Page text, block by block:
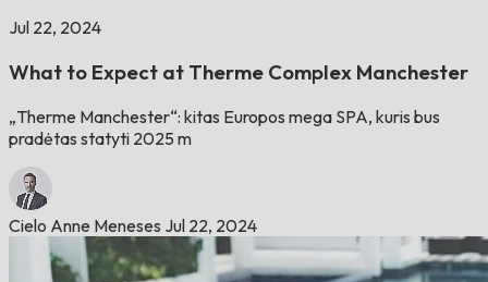
Jul 22, 2024
What to Expect at Therme Complex Manchester
„Therme Manchester“: kitas Europos mega SPA, kuris bus
pradėtas statyti 2025 m
Cielo Anne Meneses Jul 22, 2024